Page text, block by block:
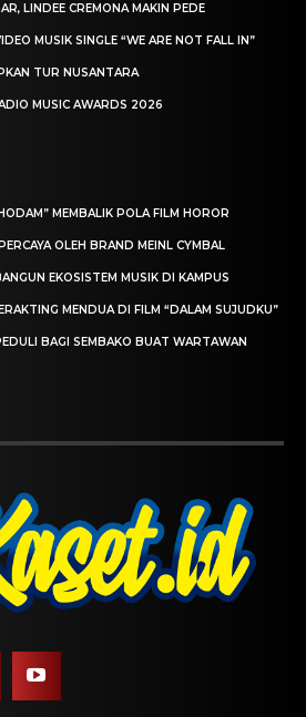
LINDEE CREMONA MAKIN PEDE
MUSIK SINGLE “WE ARE NOT FALL IN”
TUR NUSANTARA
MUSIC AWARDS 2026
MEMBALIK POLA FILM HOROR
OLEH BRAND MEINL CYMBAL
EKOSISTEM MUSIK DI KAMPUS
MENDUA DI FILM “DALAM SUJUDKU”
BAGI SEMBAKO BUAT WARTAWAN